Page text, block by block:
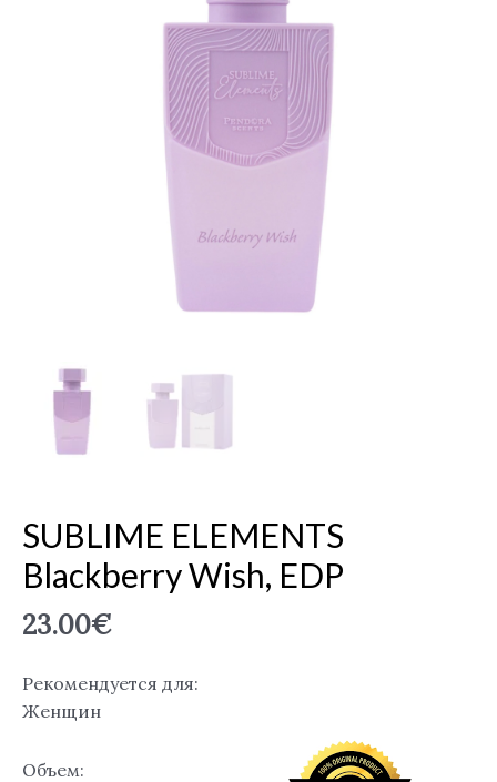
SUBLIME ELEMENTS
Blackberry Wish, EDP
23.00€
Рекомендуется для:
Женщин
Объем: